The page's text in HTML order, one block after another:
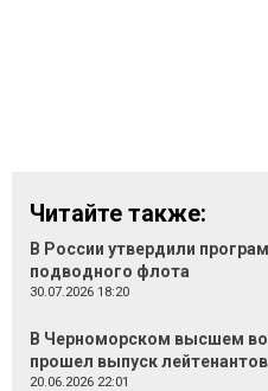
Читайте также:
В России утвердили
подводного флота
30.07.2026 18:20
В Черноморском высшем
прошел выпуск лейтенантов
20.06.2026 22:01